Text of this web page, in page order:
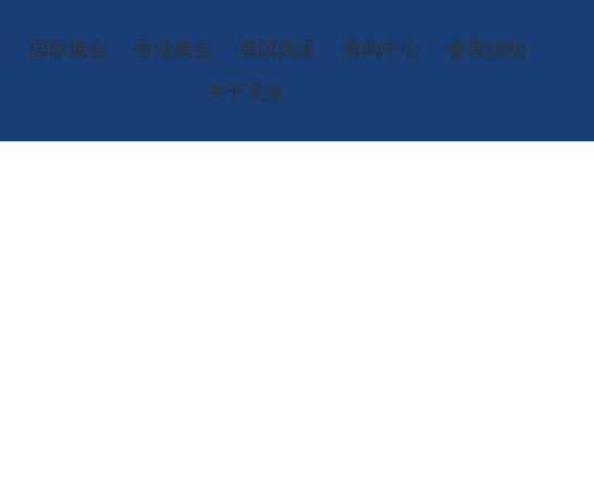
国际展会 香港展会 展团风采 新闻中心
参展须知
关于天涯